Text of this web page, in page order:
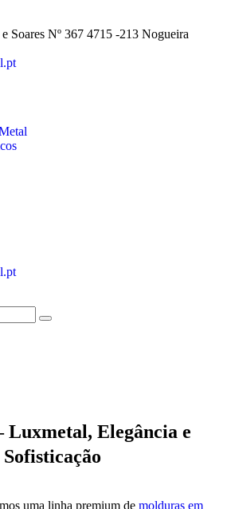
Soares Nº 367 4715 -213 Nogueira
Luxmetal, Elegância e
Sofisticação
uma linha premium de molduras em